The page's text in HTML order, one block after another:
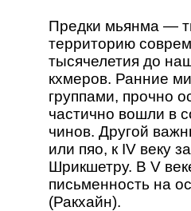
Предки мьянма —
территорию
тысячелетия до
кхмеров. Ранние
группами, прочно
частично вошли в
чинов. Другой
или пяо, к IV веку
Шрикшетру. В V
письменность на
(Ракхайн).